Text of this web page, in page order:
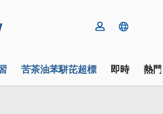
苦茶油苯駢芘超標 即時 熱